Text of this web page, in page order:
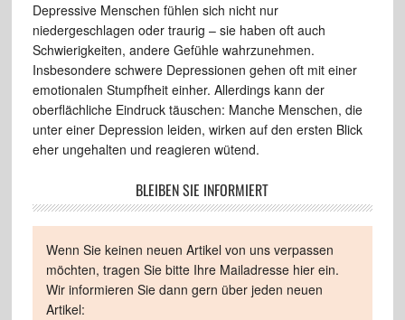
Depressive Menschen fühlen sich nicht nur
niedergeschlagen oder traurig – sie haben oft auch
Schwierigkeiten, andere Gefühle wahrzunehmen.
Insbesondere schwere Depressionen gehen oft mit einer
emotionalen Stumpfheit einher. Allerdings kann der
oberflächliche Eindruck täuschen: Manche Menschen, die
unter einer Depression leiden, wirken auf den ersten Blick
eher ungehalten und reagieren wütend.
BLEIBEN SIE INFORMIERT
Wenn Sie keinen neuen Artikel von uns verpassen
möchten, tragen Sie bitte Ihre Mailadresse hier ein.
Wir informieren Sie dann gern über jeden neuen
Artikel: